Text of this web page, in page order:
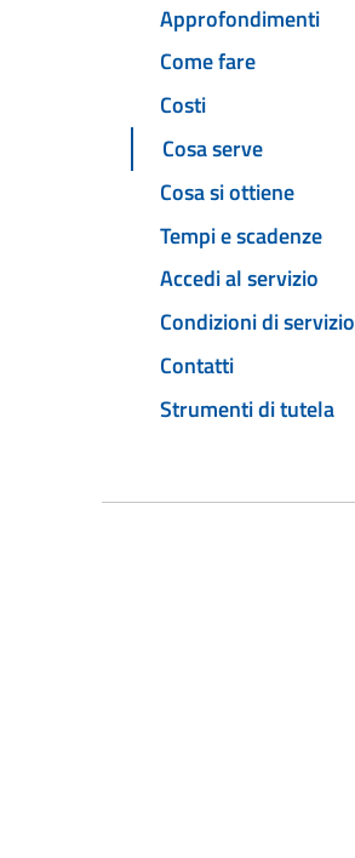
Approfondimenti
Come fare
Costi
Cosa serve
Cosa si ottiene
Tempi e scadenze
Accedi al servizio
Condizioni di servizio
Contatti
Strumenti di tutela